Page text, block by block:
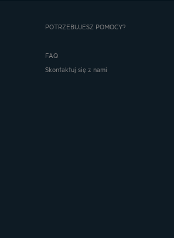
POTRZEBUJESZ POMOCY?
FAQ
Skontaktuj się z nami